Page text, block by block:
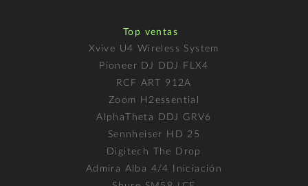
Top ventas
Xvive U4 Wireless System
Pioneer DJ DDJ FLX4
RCF ART 912A
Zoom H2essential
AlphaTheta DDJ GRV6
Sennheiser HD 25
Digitech The Drop
Admira Alba 4/4 Iniciación